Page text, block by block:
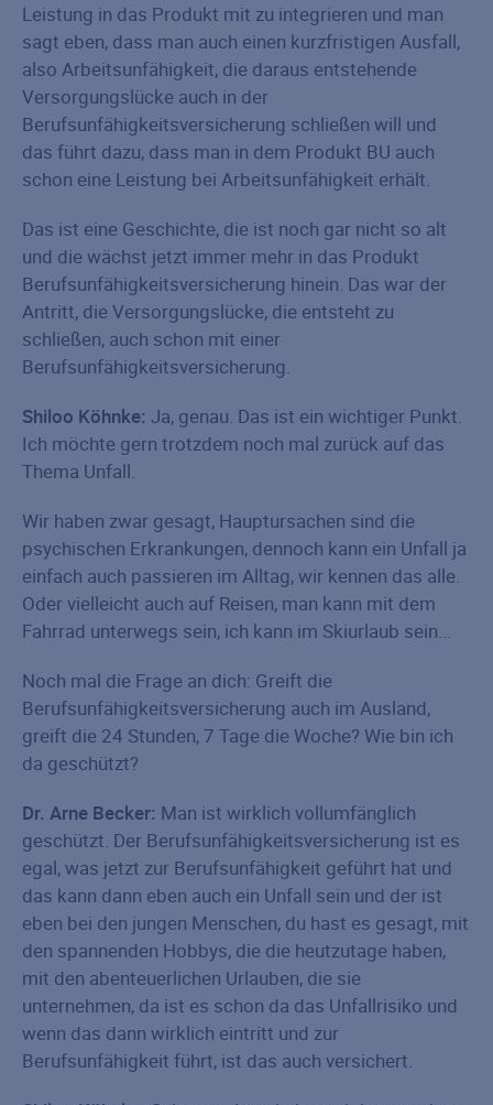
Leistung in das Produkt mit zu integrieren und man
sagt eben, dass man auch einen kurzfristigen Ausfall,
also Arbeitsunfähigkeit, die daraus entstehende
Versorgungslücke auch in der
Berufsunfähigkeitsversicherung schließen will und
das führt dazu, dass man in dem Produkt BU auch
schon eine Leistung bei Arbeitsunfähigkeit erhält.
Das ist eine Geschichte, die ist noch gar nicht so alt
und die wächst jetzt immer mehr in das Produkt
Berufsunfähigkeitsversicherung hinein. Das war der
Antritt, die Versorgungslücke, die entsteht zu
schließen, auch schon mit einer
Berufsunfähigkeitsversicherung.
Shiloo Köhnke: Ja, genau. Das ist ein wichtiger Punkt.
Ich möchte gern trotzdem noch mal zurück auf das
Thema Unfall.
Wir haben zwar gesagt, Hauptursachen sind die
psychischen Erkrankungen, dennoch kann ein Unfall ja
einfach auch passieren im Alltag, wir kennen das alle.
Oder vielleicht auch auf Reisen, man kann mit dem
Fahrrad unterwegs sein, ich kann im Skiurlaub sein...
Noch mal die Frage an dich: Greift die
Berufsunfähigkeitsversicherung auch im Ausland,
greift die 24 Stunden, 7 Tage die Woche? Wie bin ich
da geschützt?
Dr. Arne Becker: Man ist wirklich vollumfänglich
geschützt. Der Berufsunfähigkeitsversicherung ist es
egal, was jetzt zur Berufsunfähigkeit geführt hat und
das kann dann eben auch ein Unfall sein und der ist
eben bei den jungen Menschen, du hast es gesagt, mit
den spannenden Hobbys, die die heutzutage haben,
mit den abenteuerlichen Urlauben, die sie
unternehmen, da ist es schon da das Unfallrisiko und
wenn das dann wirklich eintritt und zur
Berufsunfähigkeit führt, ist das auch versichert.